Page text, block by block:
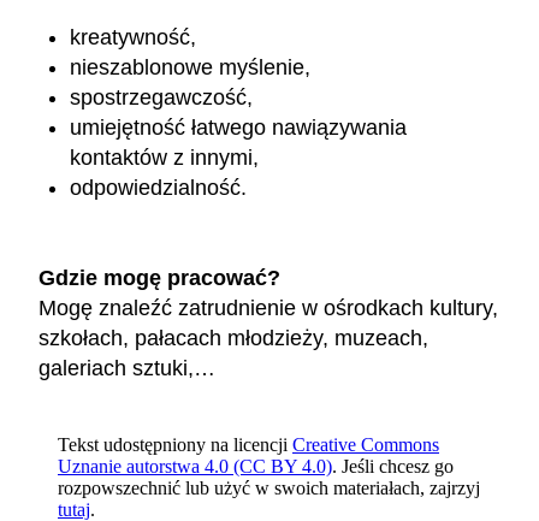
kreatywność,
nieszablonowe myślenie,
spostrzegawczość,
umiejętność łatwego nawiązywania
kontaktów z innymi,
odpowiedzialność.
Gdzie mogę pracować?
Mogę znaleźć zatrudnienie w ośrodkach kultury,
szkołach, pałacach młodzieży, muzeach,
galeriach sztuki,…
Tekst udostępniony na licencji Creative Commons
Uznanie autorstwa 4.0 (CC BY 4.0). Jeśli chcesz go
rozpowszechnić lub użyć w swoich materiałach, zajrzyj
tutaj.